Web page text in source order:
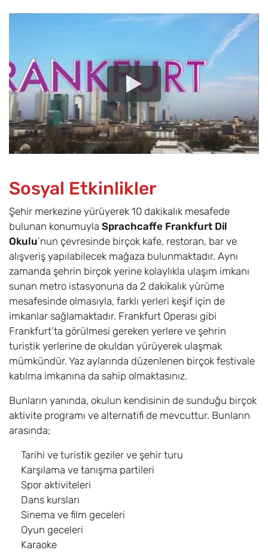
Sosyal Etkinlikler
Şehir merkezine yürüyerek 10 dakikalık mesafede
bulunan konumuyla Sprachcaffe Frankfurt Dil
Okulu’nun çevresinde birçok kafe, restoran, bar ve
alışveriş yapılabilecek mağaza bulunmaktadır. Aynı
zamanda şehrin birçok yerine kolaylıkla ulaşım imkanı
sunan metro istasyonuna da 2 dakikalık yürüme
mesafesinde olmasıyla, farklı yerleri keşif için de
imkanlar sağlamaktadır. Frankfurt Operası gibi
Frankfurt’ta görülmesi gereken yerlere ve şehrin
turistik yerlerine de okuldan yürüyerek ulaşmak
mümkündür. Yaz aylarında düzenlenen birçok festivale
katılma imkanına da sahip olmaktasınız.
Bunların yanında, okulun kendisinin de sunduğu birçok
aktivite programı ve alternatifi de mevcuttur. Bunların
arasında;
Tarihi ve turistik geziler ve şehir turu
Karşılama ve tanışma partileri
Spor aktiviteleri
Dans kursları
Sinema ve film geceleri
Oyun geceleri
Karaoke